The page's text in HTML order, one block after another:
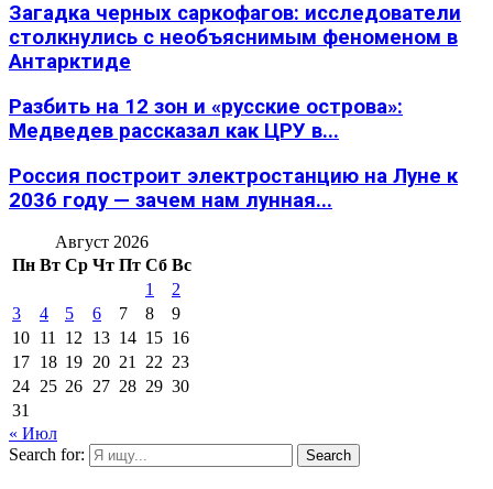
Загадка черных саркофагов: исследователи
столкнулись с необъяснимым феноменом в
Антарктиде
Разбить на 12 зон и «русские острова»:
Медведев рассказал как ЦРУ в...
Россия построит электростанцию на Луне к
2036 году — зачем нам лунная...
Август 2026
Пн Вт Ср Чт Пт Сб Вс
1
2
3
4 5 6 7 8
9
10 11 12 13 14 15 16
17 18 19 20 21 22 23
24 25 26 27 28 29 30
31
« Июл
Search for:
Search